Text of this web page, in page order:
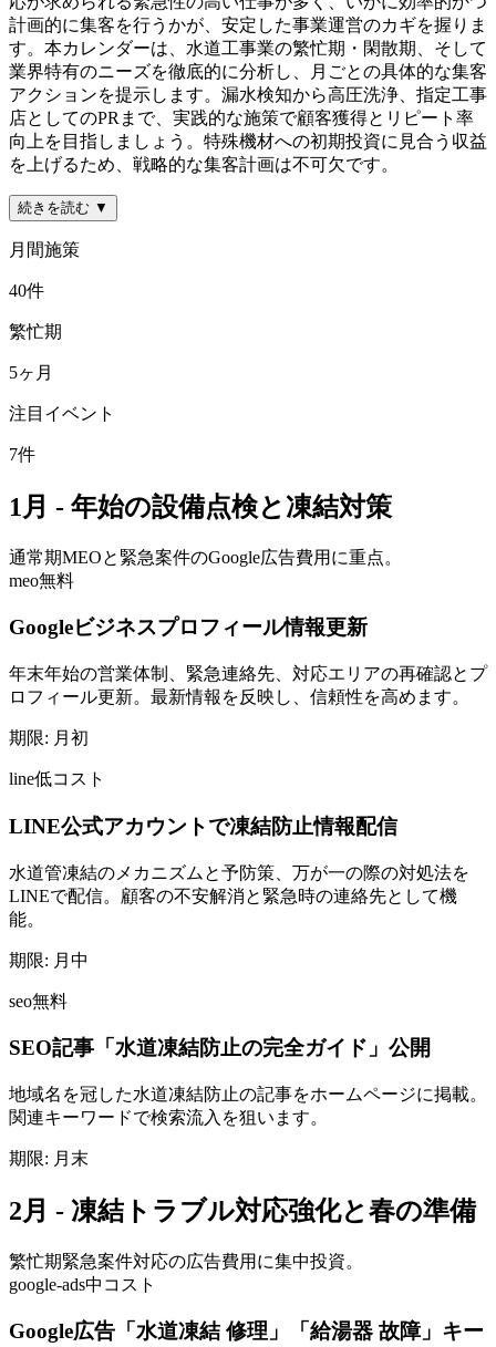
計画的に集客を行うかが、安定した事業運営のカギを握りま
す。本カレンダーは、水道工事業の繁忙期・閑散期、そして
業界特有のニーズを徹底的に分析し、月ごとの具体的な集客
アクションを提示します。漏水検知から高圧洗浄、指定工事
店としてのPRまで、実践的な施策で顧客獲得とリピート率
向上を目指しましょう。特殊機材への初期投資に見合う収益
を上げるため、戦略的な集客計画は不可欠です。
続きを読む ▼
月間施策
40件
繁忙期
5ヶ月
注目イベント
7件
1月 - 年始の設備点検と凍結対策
通常期MEOと緊急案件のGoogle広告費用に重点。
meo無料
Googleビジネスプロフィール情報更新
年末年始の営業体制、緊急連絡先、対応エリアの再確認とプ
ロフィール更新。最新情報を反映し、信頼性を高めます。
期限: 月初
line低コスト
LINE公式アカウントで凍結防止情報配信
水道管凍結のメカニズムと予防策、万が一の際の対処法を
LINEで配信。顧客の不安解消と緊急時の連絡先として機
能。
期限: 月中
seo無料
SEO記事「水道凍結防止の完全ガイド」公開
地域名を冠した水道凍結防止の記事をホームページに掲載。
関連キーワードで検索流入を狙います。
期限: 月末
2月 - 凍結トラブル対応強化と春の準備
繁忙期緊急案件対応の広告費用に集中投資。
google-ads中コスト
Google広告「水道凍結 修理」「給湯器 故障」キー